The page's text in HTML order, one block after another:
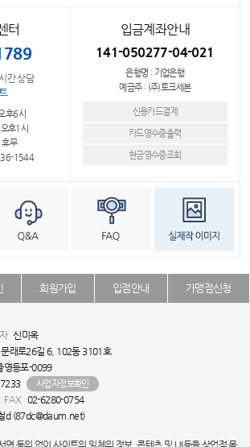
터
간 상담
후6시
후1시
휴무
1544
입금계좌안내
141-050277-04-021
은행명 : 기업은행
예금주 : (주)토크세븐
신용카드결제
카드영수증출력
현금영수증조회
회원가입 입점안내 가맹점신청
신미옥
래로26길 6, 102동 3101호
영등포-0099
사업자정보확인
FAX 02-6280-0754
d (87dc@daum.net)
면 동의 없이 사이트의 일체의 정보, 콘텐츠 및 UI등을 상업적 목